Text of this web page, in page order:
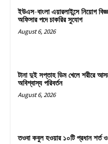
ইউএস-বাংলা এয়ারলাইন্সে নিয়োগ
অফিসার পদে চাকরির সুযোগ
August 6, 2026
টানা দুই সপ্তাহ ডিম খেলে শরীরে
অবিশ্বাস্য পরিবর্তন
August 6, 2026
তওবা কবুল হওয়ার ১০টি প্রধান শর্ত